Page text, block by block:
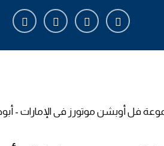
fab
fab
fab
fa-